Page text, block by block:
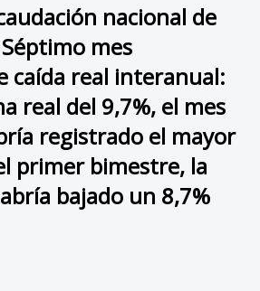
nacional de
mes
caída real interanual:
real del 9,7%, el mes
registrado el mayor
primer bimestre, la
bajado un 8,7%